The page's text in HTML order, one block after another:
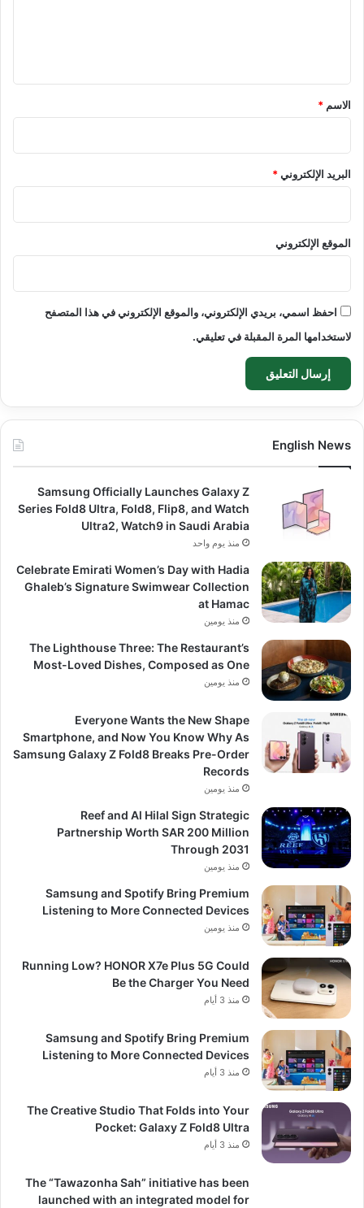
*
الاسم *
البريد الإلكتروني*
الموقع الإلكتروني
احفظ اسمي، بريدي الإلكتروني، والموقع الإلكتروني في هذا المتصفح
لاستخدامها المرة المقبلة في تعليقي.
English News
Samsung Officially Launches Galaxy Z
Series Fold8 Ultra, Fold8, Flip8, and Watch
Ultra2, Watch9 in Saudi Arabia
منذ يوم واحد
Celebrate Emirati Women’s Day with Hadia
Ghaleb’s Signature Swimwear Collection
at Hamac
منذ يومين
The Lighthouse Three: The Restaurant’s
Most-Loved Dishes, Composed as One
منذ يومين
Everyone Wants the New Shape
Smartphone, and Now You Know Why As
Samsung Galaxy Z Fold8 Breaks Pre-Order
Records
منذ يومين
Reef and Al Hilal Sign Strategic
Partnership Worth SAR 200 Million
Through 2031
منذ يومين
Samsung and Spotify Bring Premium
Listening to More Connected Devices
منذ يومين
Running Low? HONOR X7e Plus 5G Could
Be the Charger You Need
منذ 3 أيام
Samsung and Spotify Bring Premium
Listening to More Connected Devices
منذ 3 أيام
The Creative Studio That Folds into Your
Pocket: Galaxy Z Fold8 Ultra
منذ 3 أيام
The “Tawazonha Sah” initiative has been
launched with an integrated model for